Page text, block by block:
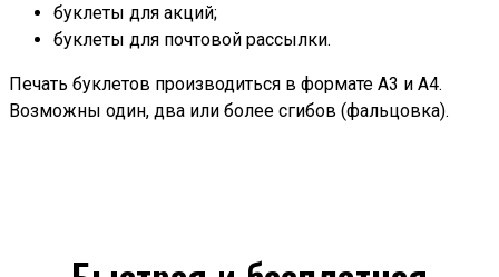
буклеты для акций;
буклеты для почтовой рассылки.
Печать буклетов производиться в формате А3 и А4.
Возможны один, два или более сгибов (фальцовка).